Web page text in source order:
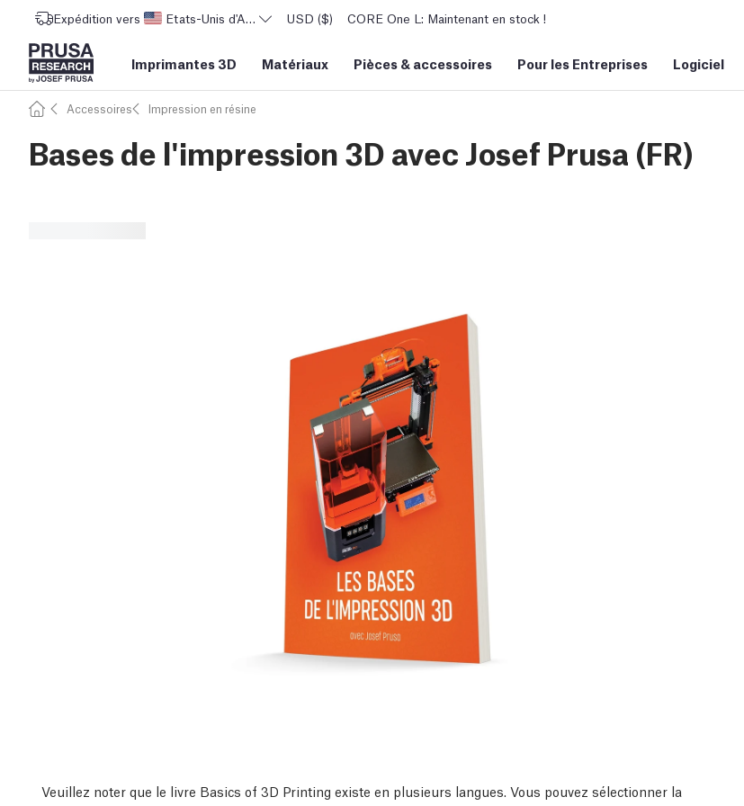
Expédition vers Etats-Unis d'AmériqueUSD ($) CORE One L: Maintenant en stock !
Imprimantes 3D Matériaux Pièces & accessoires Pour les Entreprises Logiciel
Accessoires Impression en résine
Bases de l'impression 3D avec Josef Prusa (FR)
Veuillez noter que le livre Basics of 3D Printing existe en plusieurs langues. Vous pouvez sélectionner la